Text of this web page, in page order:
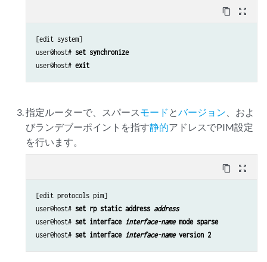
content_copy zoom_out_map
[edit system]
user@host# set synchronize
user@host# exit
指定ルーターで、スパース モード と バージョン 、およ
びランデブーポイントを指す静的アドレスでPIM設定
を行います。
content_copy zoom_out_map
[edit protocols pim]
user@host# set rp static address address
user@host# set interface interface-name mode sparse
user@host# set interface interface-name version 2